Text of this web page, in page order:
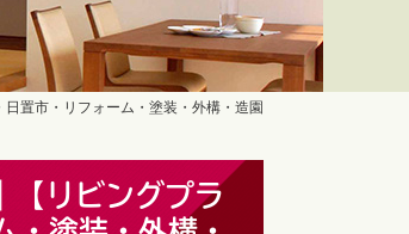
置市・リフォーム・塗装・外構・造園
リビングプラ